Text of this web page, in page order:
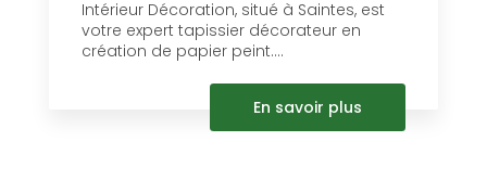
Intérieur Décoration, situé à Saintes, est
votre expert tapissier décorateur en
création de papier peint....
En savoir plus